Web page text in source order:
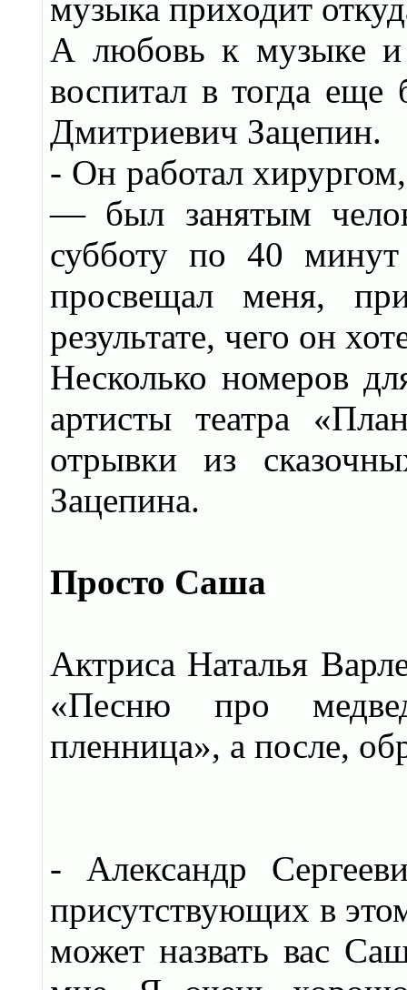
музыка приходит
А любовь к музыке и
воспитал в тогда еще
Дмитриевич Зацепин.
- Он работал
— был занятым
субботу по 40
просвещал меня,
результате, чего он
Несколько номеров
артисты театра
отрывки из
Зацепина.
Просто Саша
Актриса Наталья
«Песню про
пленница», а после,
- Александр
присутствующих в
может назвать вас